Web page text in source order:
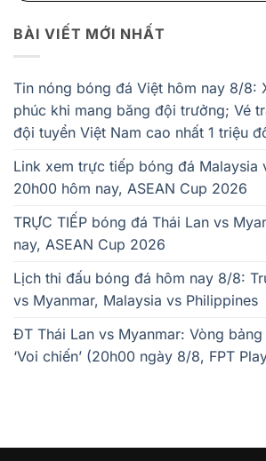
BÀI VIẾT MỚI NHẤT
Tin nóng bóng đá Việt hôm nay 8/8:
phúc khi mang băng đội trưởng; Vé
đội tuyển Việt Nam cao nhất 1 triệu
Link xem trực tiếp bóng đá Malaysia
20h00 hôm nay, ASEAN Cup 2026
TRỰC TIẾP bóng đá Thái Lan vs
nay, ASEAN Cup 2026
Lịch thi đấu bóng đá hôm nay 8/8:
vs Myanmar, Malaysia vs Philippines
ĐT Thái Lan vs Myanmar: Vòng
‘Voi chiến’ (20h00 ngày 8/8, FPT